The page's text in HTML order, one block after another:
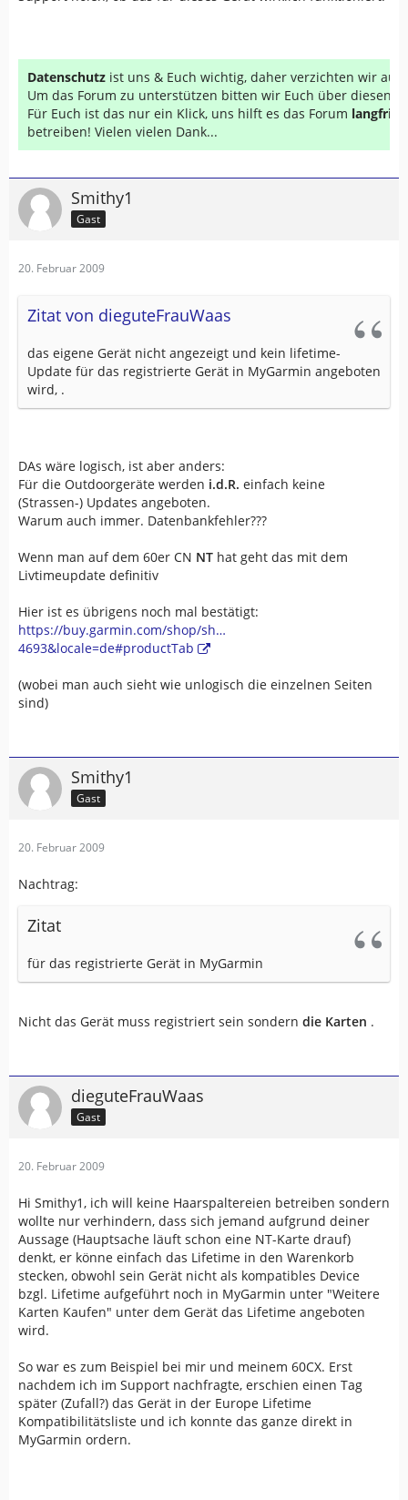
Datenschutz ist uns & Euch wichtig, daher verzichten wir auf
Um das Forum zu unterstützen bitten wir Euch über diesen
Für Euch ist das nur ein Klick, uns hilft es das Forum
betreiben! Vielen vielen Dank...
Smithy1
Gast
20. Februar 2009
Zitat von dieguteFrauWaas
das eigene Gerät nicht angezeigt und kein lifetime-
Update für das registrierte Gerät in MyGarmin angeboten
wird, .
DAs wäre logisch, ist aber anders:
Für die Outdoorgeräte werden i.d.R. einfach keine
(Strassen-) Updates angeboten.
Warum auch immer. Datenbankfehler???
Wenn man auf dem 60er CN NT hat geht das mit dem
Livtimeupdate definitiv
Hier ist es übrigens noch mal bestätigt:
https://buy.garmin.com/shop/sh…
4693&locale=de#productTab
(wobei man auch sieht wie unlogisch die einzelnen Seiten
sind)
Smithy1
Gast
20. Februar 2009
Nachtrag:
Zitat
für das registrierte Gerät in MyGarmin
Nicht das Gerät muss registriert sein sondern die Karten .
dieguteFrauWaas
Gast
20. Februar 2009
Hi Smithy1, ich will keine Haarspaltereien betreiben sondern
wollte nur verhindern, dass sich jemand aufgrund deiner
Aussage (Hauptsache läuft schon eine NT-Karte drauf)
denkt, er könne einfach das Lifetime in den Warenkorb
stecken, obwohl sein Gerät nicht als kompatibles Device
bzgl. Lifetime aufgeführt noch in MyGarmin unter "Weitere
Karten Kaufen" unter dem Gerät das Lifetime angeboten
wird.
So war es zum Beispiel bei mir und meinem 60CX. Erst
nachdem ich im Support nachfragte, erschien einen Tag
später (Zufall?) das Gerät in der Europe Lifetime
Kompatibilitätsliste und ich konnte das ganze direkt in
MyGarmin ordern.